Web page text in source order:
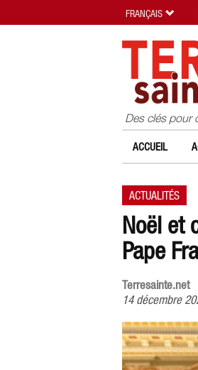
Des clés pour
ACCUEIL
ACTUALITÉS
Noël et
Pape
Terresainte.net
14 décembre
FRANÇAIS